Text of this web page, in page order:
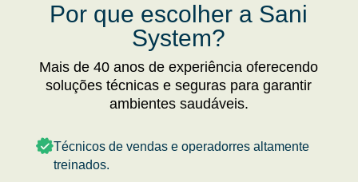
Por que escolher a Sani
System?
Mais de 40 anos de experiência oferecendo
soluções técnicas e seguras para garantir
ambientes saudáveis.
Técnicos de vendas e operadorres altamente
treinados.